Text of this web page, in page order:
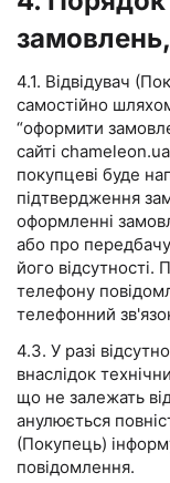
4.1. Відвідувач
самостійно
“оформити
сайті
покупцеві буде
підтвердження
оформленні
або про
його
телефону
телефонний
4.3. У разі
внаслідок
що не залежать
анулюється
(Покупець)
повідомлення.